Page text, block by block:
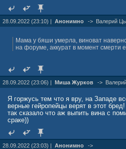
28.09.2022 (23:10) | Анонимно -> Валерий
Мама у бяши умерла, виноват
на форуме, аккурат в момент смерти
28.09.2022 (23:06) | Миша Журков ->
Я горжусь тем что я вру, на Западе
верные гейропейцы верят в этот бред!
так сказало что аж выпить вина с
сраке))
28.09.2022 (23:03) | Анонимно ->